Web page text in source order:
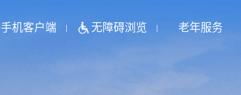
手机客户端 无障碍浏览 老年服务